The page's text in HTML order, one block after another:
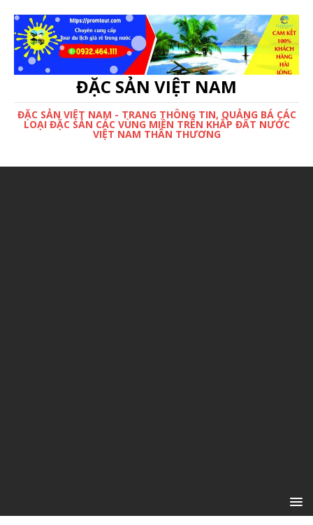
ĐẶC SẢN VIỆT NAM
ĐẶC SẢN VIỆT NAM - TRANG THÔNG TIN, QUẢNG BÁ CÁC
LOẠI ĐẶC SẢN CÁC VÙNG MIỀN TRÊN KHẮP ĐẤT NƯỚC
VIỆT NAM THÂN THƯƠNG